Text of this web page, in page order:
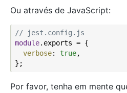
Ou através de JavaScript:
// jest.config.js
module.exports = {
verbose: true,
Por favor, tenha em mente